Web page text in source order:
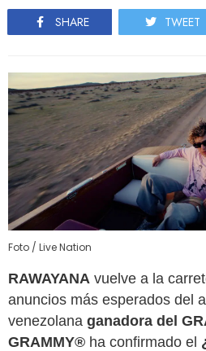
SHARE TWEET
Foto / Live Nation
RAWAYANA vuelve a la
anuncios más esperados del
venezolana ganadora del
GRAMMY® ha confirmado el